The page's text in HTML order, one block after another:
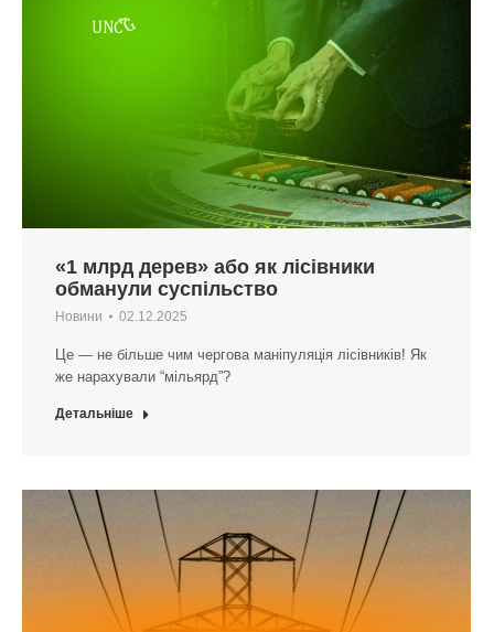
«1 млрд дерев» або як лісівники
обманули суспільство
Новини 02.12.2025
Це — не більше чим чергова маніпуляція лісівників! Як
же нарахували “мільярд”?
Детальніше